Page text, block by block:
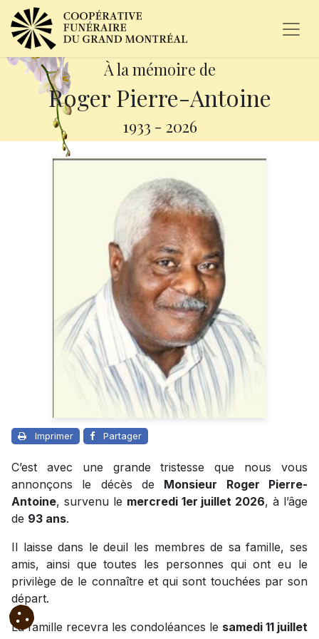
À la mémoire de
Roger Pierre-Antoine
1933 - 2026
Imprimer Partager
C’est avec une grande tristesse que nous vous
annonçons le décès de Monsieur Roger Pierre-
Antoine, survenu le mercredi 1er juillet 2026, à l’âge
de 93 ans.
Il laisse dans le deuil les membres de sa famille, ses
amis, ainsi que toutes les personnes qui ont eu le
privilège de le connaître et qui sont touchées par son
départ.
La famille recevra les condoléances le samedi 11 juillet